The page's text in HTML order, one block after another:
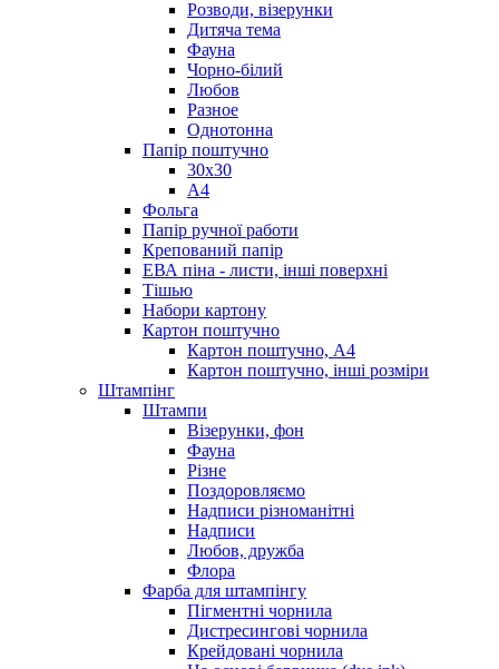
Розводи, візерунки
Дитяча тема
Фауна
Чорно-білий
Любов
Разное
Однотонна
Папір поштучно
30х30
А4
Фольга
Папір ручної работи
Крепований папір
ЕВА піна - листи, інші поверхні
Тішью
Набори картону
Картон поштучно
Картон поштучно, А4
Картон поштучно, інші розміри
Штампінг
Штампи
Візерунки, фон
Фауна
Різне
Поздоровляємо
Надписи різноманітні
Надписи
Любов, дружба
Флора
Фарба для штампінгу
Пігментні чорнила
Дистресингові чорнила
Крейдовані чорнила